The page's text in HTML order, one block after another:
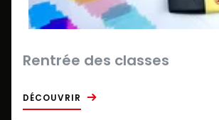
Rentrée des classes
DÉCOUVRIR